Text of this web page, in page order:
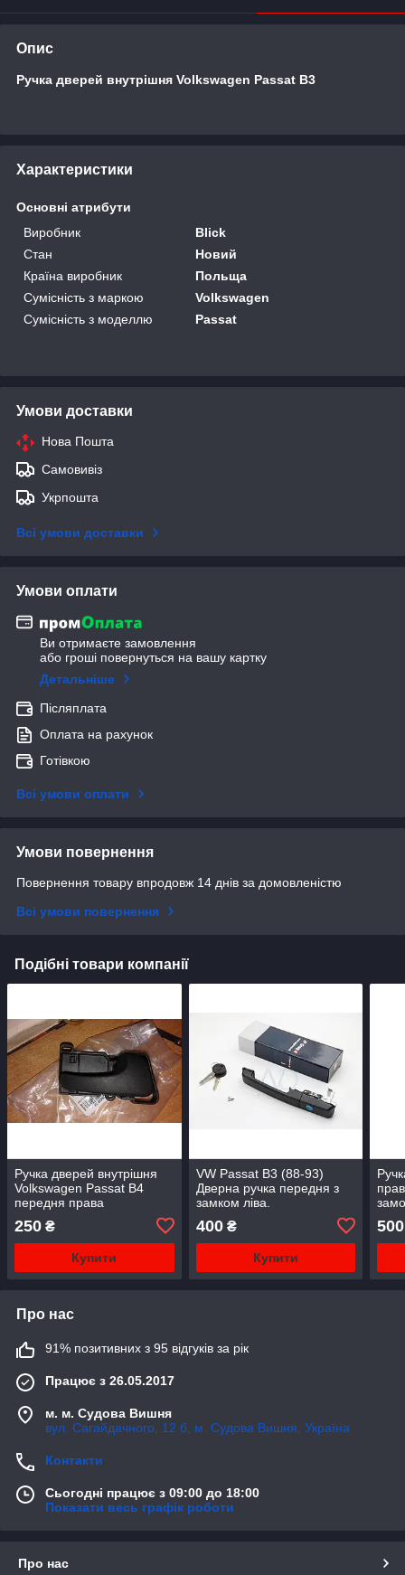
Опис
Ручка дверей внутрішня Volkswagen Passat B3
Характеристики
Основні атрибути
Виробник
Blick
Стан
Новий
Країна виробник
Польща
Сумісність з маркою
Volkswagen
Сумісність з моделлю
Passat
Умови доставки
Нова Пошта
Самовивіз
Укрпошта
Всі умови доставки
Умови оплати
Ви отримаєте замовлення
або гроші повернуться на вашу картку
Детальніше
Післяплата
Оплата на рахунок
Готівкою
Всі умови оплати
Умови повернення
Повернення товару впродовж 14 днів за домовленістю
Всі умови повернення
Подібні товари компанії
Ручка дверей внутрішня
Volkswagen Passat B4
передня права
250 ₴
Купити
VW Passat B3 (88-93)
Дверна ручка передня з
замком ліва.
400₴
Купити
500
Про нас
91% позитивних з 95 відгуків за рік
Працює з 26.05.2017
м. м. Судова Вишня
вул. Сагайдачного, 12 б, м. Судова Вишня, Україна
Контакти
Сьогодні працює з 09:00 до 18:00
Показати весь графік роботи
Про нас